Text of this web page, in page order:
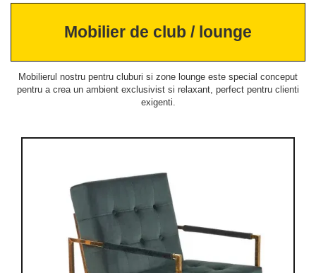
Mobilier de club / lounge
Mobilierul nostru pentru cluburi si zone lounge este special conceput
pentru a crea un ambient exclusivist si relaxant, perfect pentru clienti
exigenti.